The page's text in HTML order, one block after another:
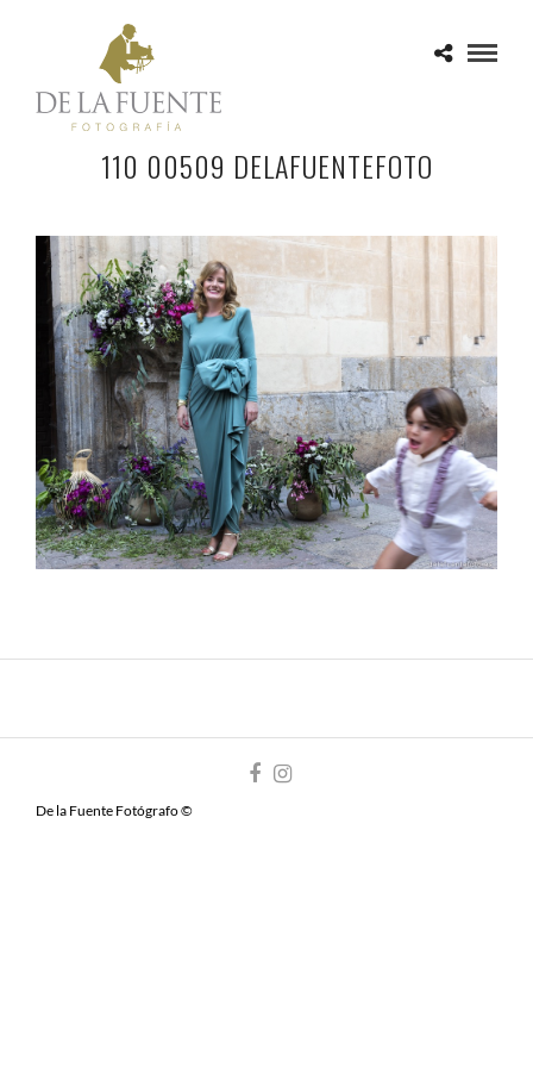
110 00509 DELAFUENTEFOTO
De la Fuente Fotógrafo ©